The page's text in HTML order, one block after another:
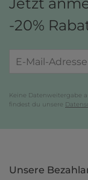
-20%
Keine Datenweitergabe
findest du unsere
Unsere